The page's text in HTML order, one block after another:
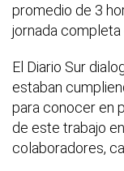
promedio de 3
jornada completa
El Diario Sur
estaban
para conocer en
de este trabajo
colaboradores,